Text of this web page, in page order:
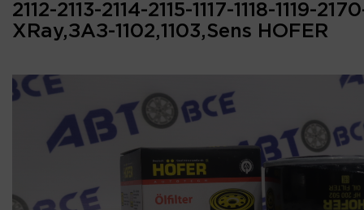
2112-2113-2114-2115-1117-1118-1119-
XRay,ЗАЗ-1102,1103,Sens HOFER